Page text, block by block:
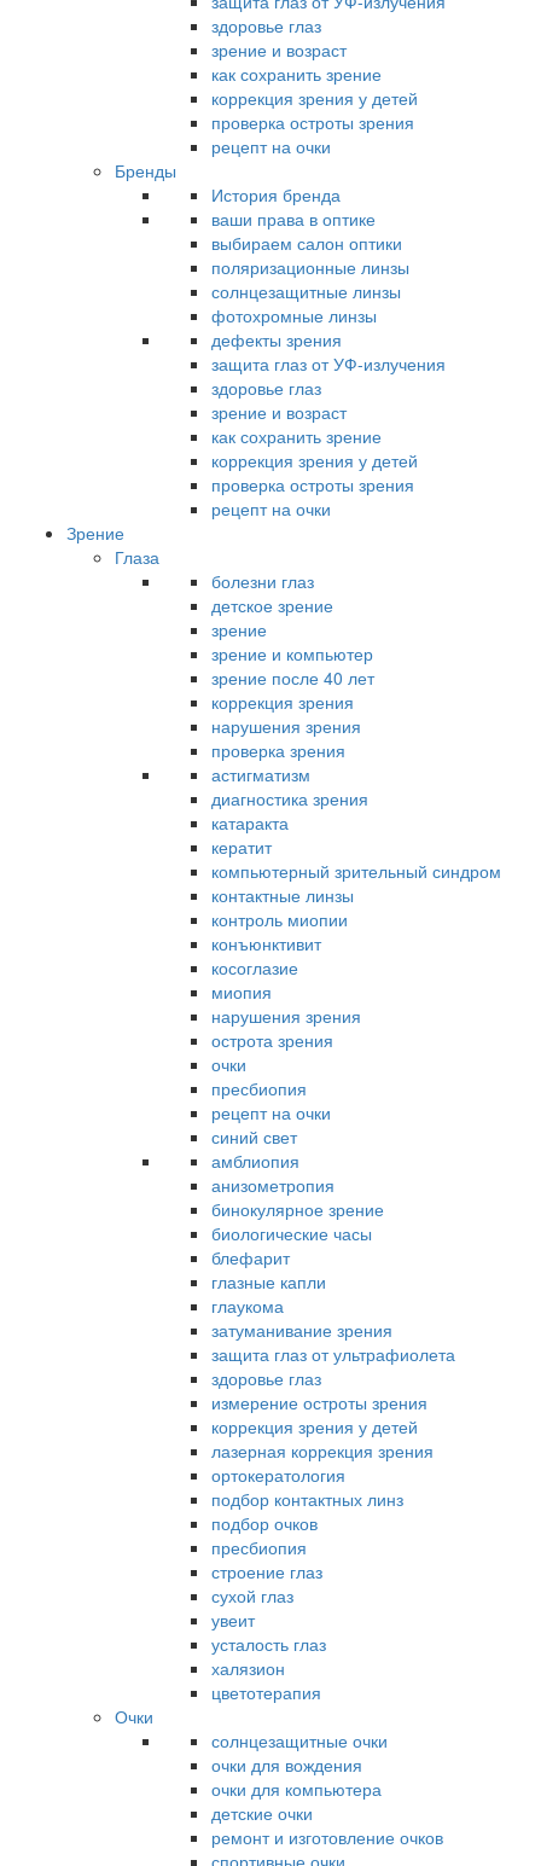
здоровье глаз
зрение и возраст
как сохранить зрение
коррекция зрения у детей
проверка остроты зрения
рецепт на очки
Бренды
История бренда
ваши права в оптике
выбираем салон оптики
поляризационные линзы
солнцезащитные линзы
фотохромные линзы
дефекты зрения
защита глаз от УФ-излучения
здоровье глаз
зрение и возраст
как сохранить зрение
коррекция зрения у детей
проверка остроты зрения
рецепт на очки
Зрение
Глаза
болезни глаз
детское зрение
зрение
зрение и компьютер
зрение после 40 лет
коррекция зрения
нарушения зрения
проверка зрения
астигматизм
диагностика зрения
катаракта
кератит
компьютерный зрительный синдром
контактные линзы
контроль миопии
конъюнктивит
косоглазие
миопия
нарушения зрения
острота зрения
очки
пресбиопия
рецепт на очки
синий свет
амблиопия
анизометропия
бинокулярное зрение
биологические часы
блефарит
глазные капли
глаукома
затуманивание зрения
защита глаз от ультрафиолета
здоровье глаз
измерение остроты зрения
коррекция зрения у детей
лазерная коррекция зрения
ортокератология
подбор контактных линз
подбор очков
пресбиопия
строение глаз
сухой глаз
увеит
усталость глаз
халязион
цветотерапия
Очки
солнцезащитные очки
очки для вождения
очки для компьютера
детские очки
ремонт и изготовление очков